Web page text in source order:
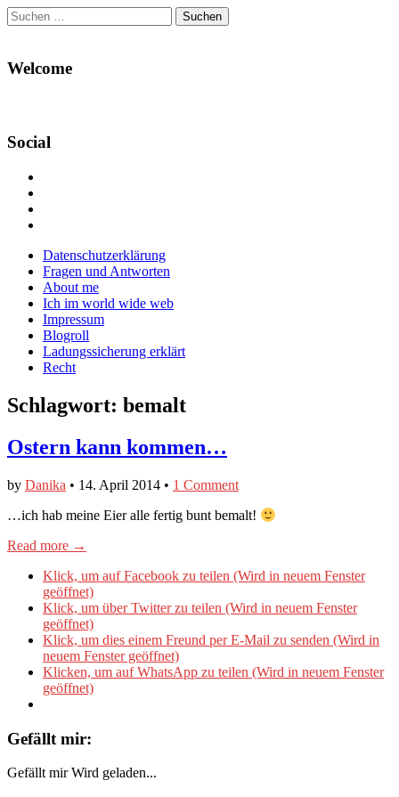
Suchen
nach:
Welcome
Social
Facebook
anzeigen
Twitter
anzeigen
auf
Instagram
anzeigen
Main
menu
Skip
content
Datenschutzerklärung
Fragen und Antworten
About me
Ich im world wide web
Impressum
Blogroll
Ladungssicherung erklärt
Recht
Schlagwort: bemalt
Ostern kann kommen…
by Danika • 14. April 2014 • 1 Comment
…ich hab meine Eier alle fertig bunt bemalt!
Read more →
Klick, um auf Facebook zu teilen (Wird in neuem Fenster
geöffnet)
Klick, um über Twitter zu teilen (Wird in neuem Fenster
geöffnet)
Klick, um dies einem Freund per E-Mail zu senden (Wird in
neuem Fenster geöffnet)
Klicken, um auf WhatsApp zu teilen (Wird in neuem Fenster
geöffnet)
Gefällt mir:
Gefällt mir Wird geladen...